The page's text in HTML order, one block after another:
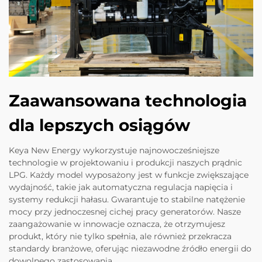
Zaawansowana technologia
dla lepszych osiągów
Keya New Energy wykorzystuje najnowocześniejsze
technologie w projektowaniu i produkcji naszych prądnic
LPG. Każdy model wyposażony jest w funkcje zwiększające
wydajność, takie jak automatyczna regulacja napięcia i
systemy redukcji hałasu. Gwarantuje to stabilne natężenie
mocy przy jednoczesnej cichej pracy generatorów. Nasze
zaangażowanie w innowacje oznacza, że otrzymujesz
produkt, który nie tylko spełnia, ale również przekracza
standardy branżowe, oferując niezawodne źródło energii do